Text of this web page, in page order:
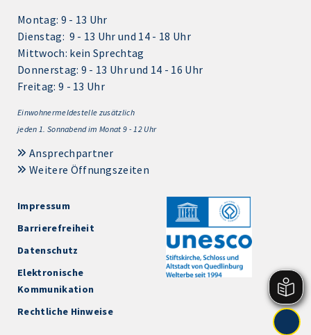
Montag: 9 - 13 Uhr
Dienstag: 9 - 13 Uhr und 14 - 18 Uhr
Mittwoch: kein Sprechtag
Donnerstag: 9 - 13 Uhr und 14 - 16 Uhr
Freitag: 9 - 13 Uhr
Einwohnermeldestelle zusätzlich
jeden 1. Sonnabend im Monat 9 - 12 Uhr
Ansprechpartner
Weitere Öffnungszeiten
Impressum
Barrierefreiheit
Datenschutz
Elektronische
Kommunikation
Rechtliche Hinweise